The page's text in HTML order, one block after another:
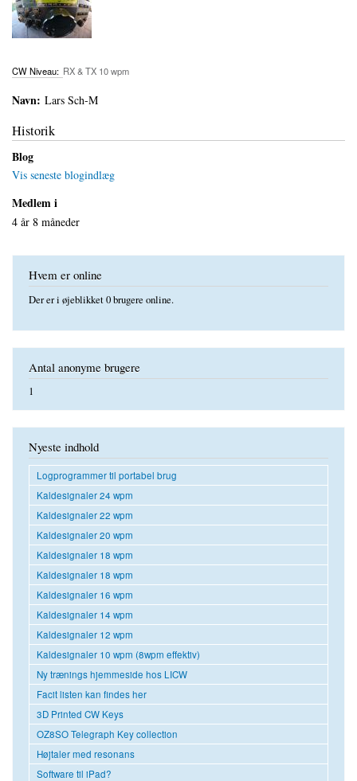
CW Niveau: RX & TX 10 wpm
Navn: Lars Sch-M
Historik
Blog
Vis seneste blogindlæg
Medlem i
4 år 8 måneder
Hvem er online
Der er i øjeblikket 0 brugere online.
Antal anonyme brugere
1
Nyeste indhold
Logprogrammer til portabel brug
Kaldesignaler 24 wpm
Kaldesignaler 22 wpm
Kaldesignaler 20 wpm
Kaldesignaler 18 wpm
Kaldesignaler 18 wpm
Kaldesignaler 16 wpm
Kaldesignaler 14 wpm
Kaldesignaler 12 wpm
Kaldesignaler 10 wpm (8wpm effektiv)
Ny trænings hjemmeside hos LICW
Facit listen kan findes her
3D Printed CW Keys
OZ8SO Telegraph Key collection
Højtaler med resonans
Software til iPad?